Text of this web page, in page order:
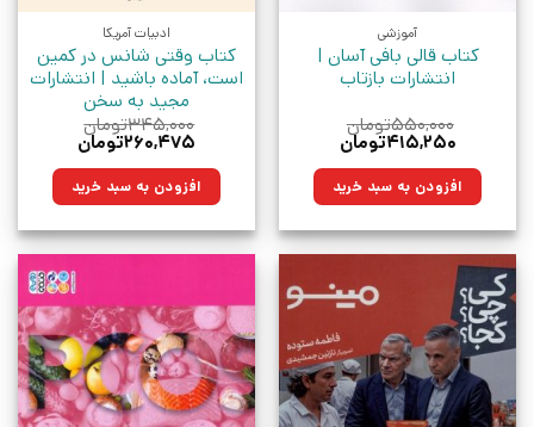
آموزشی
کتاب قالی بافی آسان |
انتشارات بازتاب
۵۵۰,۰۰۰تومان
قیمت
۵۵۰,۰۰۰تومان
بود.
۴۱۵,۲۵۰تومان
۴۱۵,۲۵۰تومان.افزودن به سبد خرید
ادبیات آمریکا
کتاب وقتی شانس در کمین
است، آماده باشید | انتشارات
مجید به سخن
۳۴۵,۰۰۰تومان
قیمت
۳۴۵,۰۰۰تومان
بود.
۲۶۰,۴۷۵تومان
۲۶۰,۴۷۵تومان.افزودن به سبد خرید